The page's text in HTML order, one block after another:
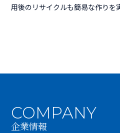
用後のリサイクルも簡易な作りを
COMPANY
企業情報